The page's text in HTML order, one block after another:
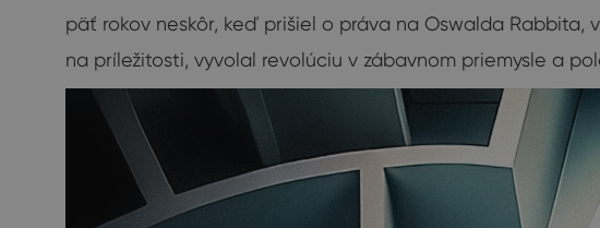
päť rokov neskôr, keď prišiel o práva na Oswalda Rabbita,
na príležitosti, vyvolal revolúciu v zábavnom priemysle a